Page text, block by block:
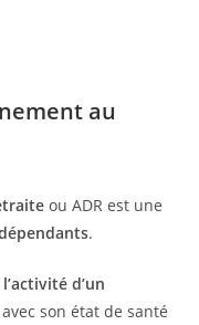
au
ou ADR est une
.
l’activité d’un
son état de santé